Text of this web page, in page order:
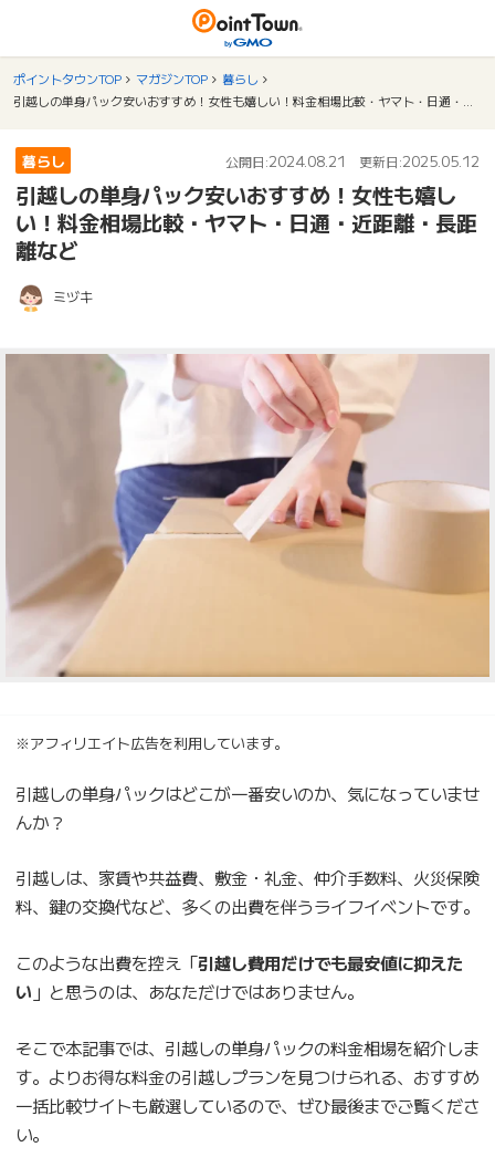
ポイントタウンTOP マガジンTOP
暮らし
暮らし 公開日:2024.08.21 更新日:2025.05.12
引越しの単身パック安いおすすめ！女性も嬉し
い！料金相場比較・ヤマト・日通・近距離・長距
離など
ミヅキ
※アフィリエイト広告を利用しています。
引越しの単身パックはどこが一番安いのか、気になっていませ
んか？
引越しは、家賃や共益費、敷金・礼金、仲介手数料、火災保険
料、鍵の交換代など、多くの出費を伴うライフイベントです。
このような出費を控え「引越し費用だけでも最安値に抑えた
い 」と思うのは、あなただけではありません。
そこで本記事では、引越しの単身パックの料金相場を紹介しま
す。よりお得な料金の引越しプランを見つけられる、おすすめ
一括比較サイトも厳選しているので、ぜひ最後までご覧くださ
い。